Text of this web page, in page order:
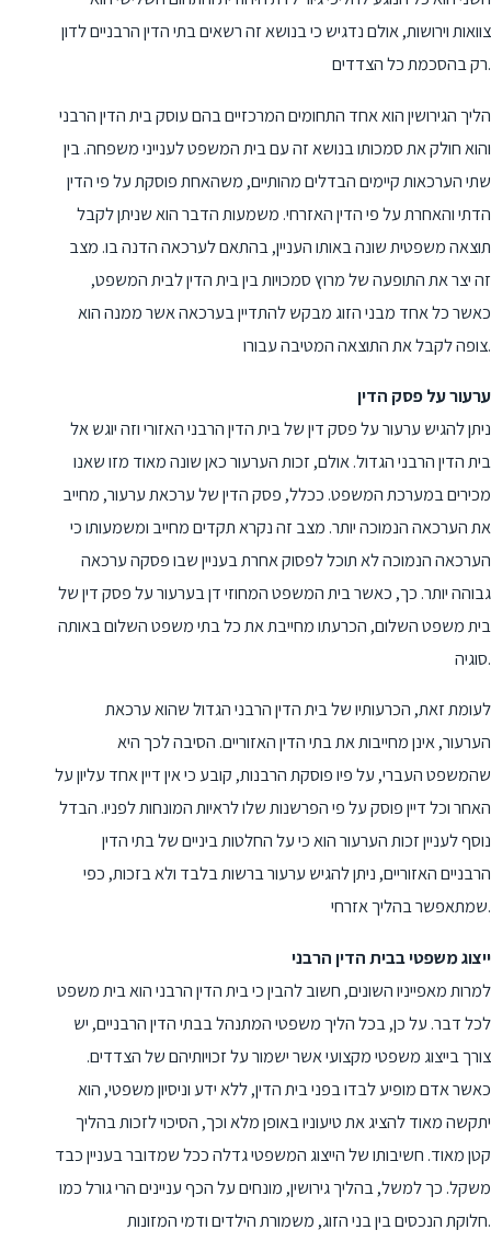
צוואות וירושות, אולם נדגיש כי בנושא זה רשאים בתי הדין הרבניים לדון
רק בהסכמת כל הצדדים.
הליך הגירושין הוא אחד התחומים המרכזיים בהם עוסק בית הדין הרבני
והוא חולק את סמכותו בנושא זה עם בית המשפט לענייני משפחה. בין
שתי הערכאות קיימים הבדלים מהותיים, משהאחת פוסקת על פי הדין
הדתי והאחרת על פי הדין האזרחי. משמעות הדבר הוא שניתן לקבל
תוצאה משפטית שונה באותו העניין, בהתאם לערכאה הדנה בו. מצב
זה יצר את התופעה של מרוץ סמכויות בין בית הדין לבית המשפט,
כאשר כל אחד מבני הזוג מבקש להתדיין בערכאה אשר ממנה הוא
צופה לקבל את התוצאה המטיבה עבורו.
ערעור על פסק הדין
ניתן להגיש ערעור על פסק דין של בית הדין הרבני האזורי וזה יוגש אל
בית הדין הרבני הגדול. אולם, זכות הערעור כאן שונה מאוד מזו שאנו
מכירים במערכת המשפט. ככלל, פסק הדין של ערכאת ערעור, מחייב
את הערכאה הנמוכה יותר. מצב זה נקרא תקדים מחייב ומשמעותו כי
הערכאה הנמוכה לא תוכל לפסוק אחרת בעניין שבו פסקה ערכאה
גבוהה יותר. כך, כאשר בית המשפט המחוזי דן בערעור על פסק דין של
בית משפט השלום, הכרעתו מחייבת את כל בתי משפט השלום באותה
סוגיה.
לעומת זאת, הכרעותיו של בית הדין הרבני הגדול שהוא ערכאת
הערעור, אינן מחייבות את בתי הדין האזוריים. הסיבה לכך היא
שהמשפט העברי, על פיו פוסקת הרבנות, קובע כי אין דיין אחד עליון על
האחר וכל דיין פוסק על פי הפרשנות שלו לראיות המונחות לפניו. הבדל
נוסף לעניין זכות הערעור הוא כי על החלטות ביניים של בתי הדין
הרבניים האזוריים, ניתן להגיש ערעור ברשות בלבד ולא בזכות, כפי
שמתאפשר בהליך אזרחי.
ייצוג משפטי בבית הדין הרבני
למרות מאפייניו השונים, חשוב להבין כי בית הדין הרבני הוא בית משפט
לכל דבר. על כן, בכל הליך משפטי המתנהל בבתי הדין הרבניים, יש
צורך בייצוג משפטי מקצועי אשר ישמור על זכויותיהם של הצדדים.
כאשר אדם מופיע לבדו בפני בית הדין, ללא ידע וניסיון משפטי, הוא
יתקשה מאוד להציג את טיעוניו באופן מלא וכך, הסיכוי לזכות בהליך
קטן מאוד. חשיבותו של הייצוג המשפטי גדלה ככל שמדובר בעניין כבד
משקל. כך למשל, בהליך גירושין, מונחים על הכף עניינים הרי גורל כמו
חלוקת הנכסים בין בני הזוג, משמורת הילדים ודמי המזונות.